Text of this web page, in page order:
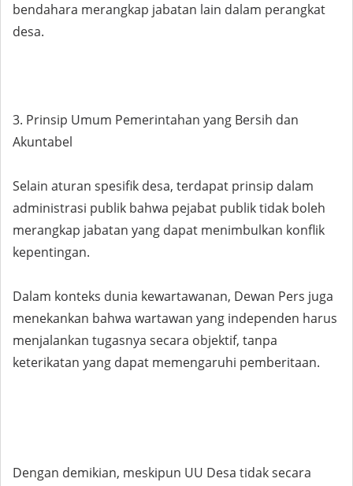
bendahara merangkap jabatan lain dalam perangkat
desa.
3. Prinsip Umum Pemerintahan yang Bersih dan
Akuntabel
Selain aturan spesifik desa, terdapat prinsip dalam
administrasi publik bahwa pejabat publik tidak boleh
merangkap jabatan yang dapat menimbulkan konflik
kepentingan.
Dalam konteks dunia kewartawanan, Dewan Pers juga
menekankan bahwa wartawan yang independen harus
menjalankan tugasnya secara objektif, tanpa
keterikatan yang dapat memengaruhi pemberitaan.
Dengan demikian, meskipun UU Desa tidak secara